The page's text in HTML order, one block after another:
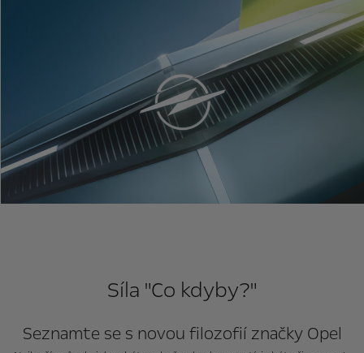
Síla "Co kdyby?"
Seznamte se s novou filozofií značky Opel